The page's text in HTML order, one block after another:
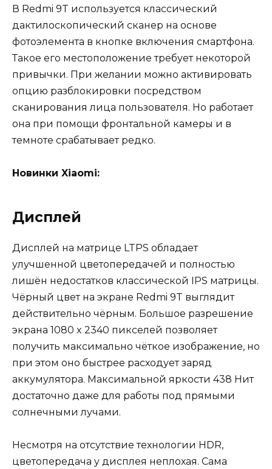
В Redmi 9T используется классический
дактилоскопический сканер на основе
фотоэлемента в кнопке включения смартфона.
Такое его местоположение требует некоторой
привычки. При желании можно активировать
опцию разблокировки посредством
сканирования лица пользователя. Но работает
она при помощи фронтальной камеры и в
темноте срабатывает редко.
Новинки Xiaomi:
Дисплей
Дисплей на матрице LTPS обладает
улучшенной цветопередачей и полностью
лишён недостатков классической IPS матрицы.
Чёрный цвет на экране Redmi 9T выглядит
действительно чёрным. Большое разрешение
экрана 1080 x 2340 пикселей позволяет
получить максимально чёткое изображение, но
при этом оно быстрее расходует заряд
аккумулятора. Максимальной яркости 438 Нит
достаточно даже для работы под прямыми
солнечными лучами.
Несмотря на отсутствие технологии HDR,
цветопередача у дисплея неплохая. Сама